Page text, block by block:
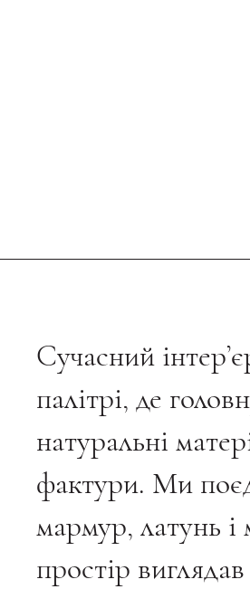
Cучасний
палітрі, де
натуральні
фактури. Ми
мармур, латунь і
простір